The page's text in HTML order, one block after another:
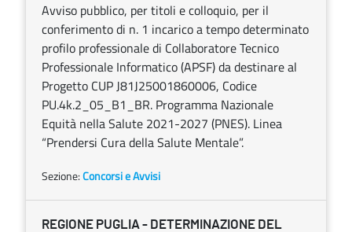
Avviso pubblico, per titoli e colloquio, per il
conferimento di n. 1 incarico a tempo determinato
profilo professionale di Collaboratore Tecnico
Professionale Informatico (APSF) da destinare al
Progetto CUP J81J25001860006, Codice
PU.4k.2_05_B1_BR. Programma Nazionale
Equità nella Salute 2021-2027 (PNES). Linea
“Prendersi Cura della Salute Mentale”.
Sezione:Concorsi e Avvisi
REGIONE PUGLIA - DETERMINAZIONE DEL